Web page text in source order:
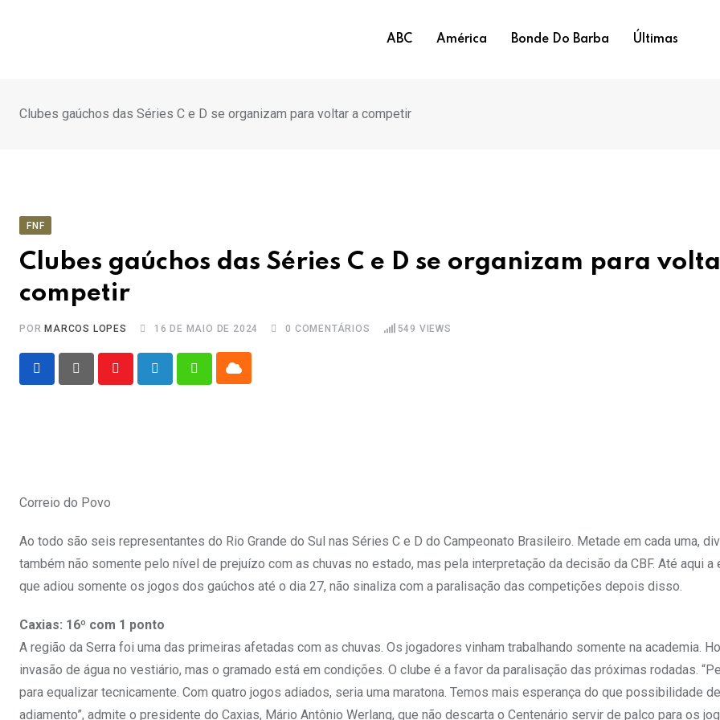
ABC América Bonde Do Barba Últimas
Clubes gaúchos das Séries C e D se organizam para voltar a competir
FNF
Clubes gaúchos das Séries C e D se organizam para
competir
POR MARCOS LOPES 16 DE MAIO DE 2024 0 COMENTÁRIOS 549 VIEWS
WhatsappCloud
Correio do Povo
Ao todo são seis representantes do Rio Grande do Sul nas Séries C e D do Campeonato Brasileiro. Metade em cada uma,
também não somente pelo nível de prejuízo com as chuvas no estado, mas pela interpretação da decisão da CBF. Até aqui a
que adiou somente os jogos dos gaúchos até o dia 27, não sinaliza com a paralisação das competições depois disso.
Caxias: 16º com 1 ponto
A região da Serra foi uma das primeiras afetadas com as chuvas. Os jogadores vinham trabalhando somente na academia.
invasão de água no vestiário, mas o gramado está em condições. O clube é a favor da paralisação das próximas rodadas.
para equalizar tecnicamente. Com quatro jogos adiados, seria uma maratona. Temos mais esperança do que possibilidade
adiamento”, admite o presidente do Caxias, Mário Antônio Werlang, que não descarta o Centenário servir de palco para os